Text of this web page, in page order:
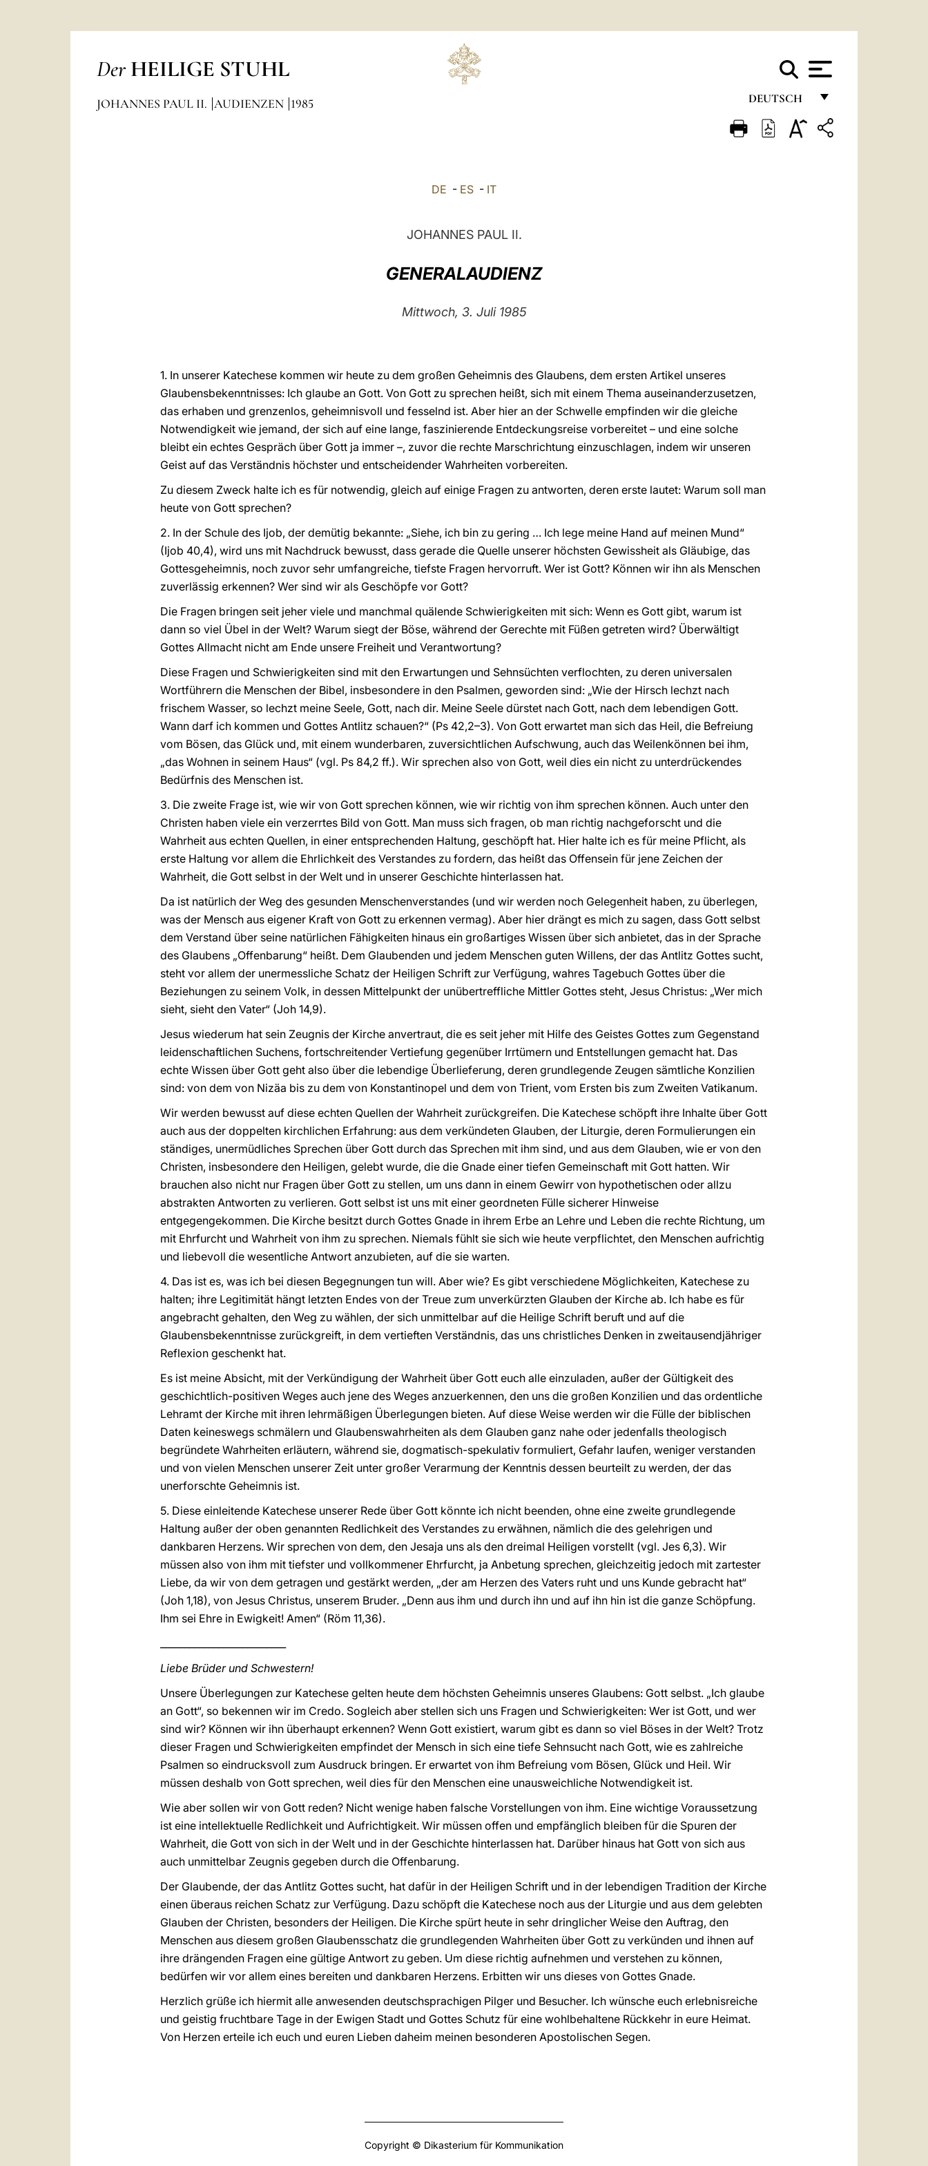
Der HEILIGE STUHL
DEUTSCH
FRANÇAIS
JOHANNES PAUL II. AUDIENZEN 1985
DE - ES - IT
JOHANNES PAUL II.
GENERALAUDIENZ
Mittwoch, 3. Juli 1985
1. In unserer Katechese kommen wir heute zu dem großen Geheimnis des Glaubens, dem ersten Artikel unseres
Glaubensbekenntnisses: Ich glaube an Gott. Von Gott zu sprechen heißt, sich mit einem Thema auseinanderzusetzen,
das erhaben und grenzenlos, geheimnisvoll und fesselnd ist. Aber hier an der Schwelle empfinden wir die gleiche
Notwendigkeit wie jemand, der sich auf eine lange, faszinierende Entdeckungsreise vorbereitet – und eine solche
bleibt ein echtes Gespräch über Gott ja immer –, zuvor die rechte Marschrichtung einzuschlagen, indem wir unseren
Geist auf das Verständnis höchster und entscheidender Wahrheiten vorbereiten.
Zu diesem Zweck halte ich es für notwendig, gleich auf einige Fragen zu antworten, deren erste lautet: Warum soll man
heute von Gott sprechen?
2. In der Schule des Ijob, der demütig bekannte: „Siehe, ich bin zu gering … Ich lege meine Hand auf meinen Mund“
(Ijob 40,4), wird uns mit Nachdruck bewusst, dass gerade die Quelle unserer höchsten Gewissheit als Gläubige, das
Gottesgeheimnis, noch zuvor sehr umfangreiche, tiefste Fragen hervorruft. Wer ist Gott? Können wir ihn als Menschen
zuverlässig erkennen? Wer sind wir als Geschöpfe vor Gott?
Die Fragen bringen seit jeher viele und manchmal quälende Schwierigkeiten mit sich: Wenn es Gott gibt, warum ist
dann so viel Übel in der Welt? Warum siegt der Böse, während der Gerechte mit Füßen getreten wird? Überwältigt
Gottes Allmacht nicht am Ende unsere Freiheit und Verantwortung?
Diese Fragen und Schwierigkeiten sind mit den Erwartungen und Sehnsüchten verflochten, zu deren universalen
Wortführern die Menschen der Bibel, insbesondere in den Psalmen, geworden sind: „Wie der Hirsch lechzt nach
frischem Wasser, so lechzt meine Seele, Gott, nach dir. Meine Seele dürstet nach Gott, nach dem lebendigen Gott.
Wann darf ich kommen und Gottes Antlitz schauen?“ (Ps 42,2–3). Von Gott erwartet man sich das Heil, die Befreiung
vom Bösen, das Glück und, mit einem wunderbaren, zuversichtlichen Aufschwung, auch das Weilenkönnen bei ihm,
„das Wohnen in seinem Haus“ (vgl. Ps 84,2 ff.). Wir sprechen also von Gott, weil dies ein nicht zu unterdrückendes
Bedürfnis des Menschen ist.
3. Die zweite Frage ist, wie wir von Gott sprechen können, wie wir richtig von ihm sprechen können. Auch unter den
Christen haben viele ein verzerrtes Bild von Gott. Man muss sich fragen, ob man richtig nachgeforscht und die
Wahrheit aus echten Quellen, in einer entsprechenden Haltung, geschöpft hat. Hier halte ich es für meine Pflicht, als
erste Haltung vor allem die Ehrlichkeit des Verstandes zu fordern, das heißt das Offensein für jene Zeichen der
Wahrheit, die Gott selbst in der Welt und in unserer Geschichte hinterlassen hat.
Da ist natürlich der Weg des gesunden Menschenverstandes (und wir werden noch Gelegenheit haben, zu überlegen,
was der Mensch aus eigener Kraft von Gott zu erkennen vermag). Aber hier drängt es mich zu sagen, dass Gott selbst
dem Verstand über seine natürlichen Fähigkeiten hinaus ein großartiges Wissen über sich anbietet, das in der Sprache
des Glaubens „Offenbarung“ heißt. Dem Glaubenden und jedem Menschen guten Willens, der das Antlitz Gottes sucht,
steht vor allem der unermessliche Schatz der Heiligen Schrift zur Verfügung, wahres Tagebuch Gottes über die
Beziehungen zu seinem Volk, in dessen Mittelpunkt der unübertreffliche Mittler Gottes steht, Jesus Christus: „Wer mich
sieht, sieht den Vater“ (Joh 14,9).
Jesus wiederum hat sein Zeugnis der Kirche anvertraut, die es seit jeher mit Hilfe des Geistes Gottes zum Gegenstand
leidenschaftlichen Suchens, fortschreitender Vertiefung gegenüber Irrtümern und Entstellungen gemacht hat. Das
echte Wissen über Gott geht also über die lebendige Überlieferung, deren grundlegende Zeugen sämtliche Konzilien
sind: von dem von Nizäa bis zu dem von Konstantinopel und dem von Trient, vom Ersten bis zum Zweiten Vatikanum.
Wir werden bewusst auf diese echten Quellen der Wahrheit zurückgreifen. Die Katechese schöpft ihre Inhalte über Gott
auch aus der doppelten kirchlichen Erfahrung: aus dem verkündeten Glauben, der Liturgie, deren Formulierungen ein
ständiges, unermüdliches Sprechen über Gott durch das Sprechen mit ihm sind, und aus dem Glauben, wie er von den
Christen, insbesondere den Heiligen, gelebt wurde, die die Gnade einer tiefen Gemeinschaft mit Gott hatten. Wir
brauchen also nicht nur Fragen über Gott zu stellen, um uns dann in einem Gewirr von hypothetischen oder allzu
abstrakten Antworten zu verlieren. Gott selbst ist uns mit einer geordneten Fülle sicherer Hinweise
entgegengekommen. Die Kirche besitzt durch Gottes Gnade in ihrem Erbe an Lehre und Leben die rechte Richtung, um
mit Ehrfurcht und Wahrheit von ihm zu sprechen. Niemals fühlt sie sich wie heute verpflichtet, den Menschen aufrichtig
und liebevoll die wesentliche Antwort anzubieten, auf die sie warten.
4. Das ist es, was ich bei diesen Begegnungen tun will. Aber wie? Es gibt verschiedene Möglichkeiten, Katechese zu
halten; ihre Legitimität hängt letzten Endes von der Treue zum unverkürzten Glauben der Kirche ab. Ich habe es für
angebracht gehalten, den Weg zu wählen, der sich unmittelbar auf die Heilige Schrift beruft und auf die
Glaubensbekenntnisse zurückgreift, in dem vertieften Verständnis, das uns christliches Denken in zweitausendjähriger
Reflexion geschenkt hat.
Es ist meine Absicht, mit der Verkündigung der Wahrheit über Gott euch alle einzuladen, außer der Gültigkeit des
geschichtlich-positiven Weges auch jene des Weges anzuerkennen, den uns die großen Konzilien und das ordentliche
Lehramt der Kirche mit ihren lehrmäßigen Überlegungen bieten. Auf diese Weise werden wir die Fülle der biblischen
Daten keineswegs schmälern und Glaubenswahrheiten als dem Glauben ganz nahe oder jedenfalls theologisch
begründete Wahrheiten erläutern, während sie, dogmatisch-spekulativ formuliert, Gefahr laufen, weniger verstanden
und von vielen Menschen unserer Zeit unter großer Verarmung der Kenntnis dessen beurteilt zu werden, der das
unerforschte Geheimnis ist.
5. Diese einleitende Katechese unserer Rede über Gott könnte ich nicht beenden, ohne eine zweite grundlegende
Haltung außer der oben genannten Redlichkeit des Verstandes zu erwähnen, nämlich die des gelehrigen und
dankbaren Herzens. Wir sprechen von dem, den Jesaja uns als den dreimal Heiligen vorstellt (vgl. Jes 6,3). Wir
müssen also von ihm mit tiefster und vollkommener Ehrfurcht, ja Anbetung sprechen, gleichzeitig jedoch mit zartester
Liebe, da wir von dem getragen und gestärkt werden, „der am Herzen des Vaters ruht und uns Kunde gebracht hat“
(Joh 1,18), von Jesus Christus, unserem Bruder. „Denn aus ihm und durch ihn und auf ihn hin ist die ganze Schöpfung.
Ihm sei Ehre in Ewigkeit! Amen“ (Röm 11,36).
Liebe Brüder und Schwestern!
Unsere Überlegungen zur Katechese gelten heute dem höchsten Geheimnis unseres Glaubens: Gott selbst. „Ich glaube
an Gott“, so bekennen wir im Credo. Sogleich aber stellen sich uns Fragen und Schwierigkeiten: Wer ist Gott, und wer
sind wir? Können wir ihn überhaupt erkennen? Wenn Gott existiert, warum gibt es dann so viel Böses in der Welt? Trotz
dieser Fragen und Schwierigkeiten empfindet der Mensch in sich eine tiefe Sehnsucht nach Gott, wie es zahlreiche
Psalmen so eindrucksvoll zum Ausdruck bringen. Er erwartet von ihm Befreiung vom Bösen, Glück und Heil. Wir
müssen deshalb von Gott sprechen, weil dies für den Menschen eine unausweichliche Notwendigkeit ist.
Wie aber sollen wir von Gott reden? Nicht wenige haben falsche Vorstellungen von ihm. Eine wichtige Voraussetzung
ist eine intellektuelle Redlichkeit und Aufrichtigkeit. Wir müssen offen und empfänglich bleiben für die Spuren der
Wahrheit, die Gott von sich in der Welt und in der Geschichte hinterlassen hat. Darüber hinaus hat Gott von sich aus
auch unmittelbar Zeugnis gegeben durch die Offenbarung.
Der Glaubende, der das Antlitz Gottes sucht, hat dafür in der Heiligen Schrift und in der lebendigen Tradition der Kirche
einen überaus reichen Schatz zur Verfügung. Dazu schöpft die Katechese noch aus der Liturgie und aus dem gelebten
Glauben der Christen, besonders der Heiligen. Die Kirche spürt heute in sehr dringlicher Weise den Auftrag, den
Menschen aus diesem großen Glaubensschatz die grundlegenden Wahrheiten über Gott zu verkünden und ihnen auf
ihre drängenden Fragen eine gültige Antwort zu geben. Um diese richtig aufnehmen und verstehen zu können,
bedürfen wir vor allem eines bereiten und dankbaren Herzens. Erbitten wir uns dieses von Gottes Gnade.
Herzlich grüße ich hiermit alle anwesenden deutschsprachigen Pilger und Besucher. Ich wünsche euch erlebnisreiche
und geistig fruchtbare Tage in der Ewigen Stadt und Gottes Schutz für eine wohlbehaltene Rückkehr in eure Heimat.
Von Herzen erteile ich euch und euren Lieben daheim meinen besonderen Apostolischen Segen.
Copyright © Dikasterium für Kommunikation